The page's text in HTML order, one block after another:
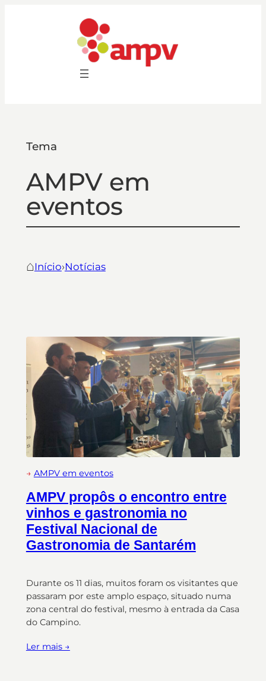
Tema
AMPV em
eventos
⌂Início›Notícias
→ AMPV em eventos
AMPV propôs o encontro entre
vinhos e gastronomia no
Festival Nacional de
Gastronomia de Santarém
Durante os 11 dias, muitos foram os visitantes que
passaram por este amplo espaço, situado numa
zona central do festival, mesmo à entrada da Casa
do Campino.
Ler mais →